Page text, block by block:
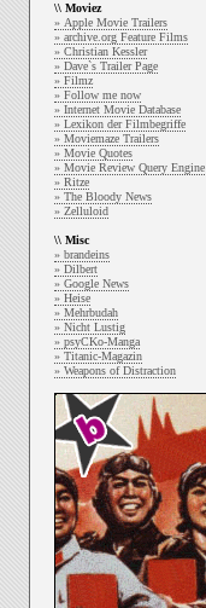
\\ Moviez
» Apple Movie Trailers
» archive.org Feature Films
» Christian Kessler
» Dave`s Trailer Page
» Filmz
» Follow me now
» Internet Movie Database
» Lexikon der Filmbegriffe
» Moviemaze Trailers
» Movie Quotes
» Movie Review Query Engine
» Ritze
» The Bloody News
» Zelluloid
\\ Misc
» brandeins
» Dilbert
» Google News
» Heise
» Mehrbudah
» Nicht Lustig
» psyCKo-Manga
» Titanic-Magazin
» Weapons of Distraction